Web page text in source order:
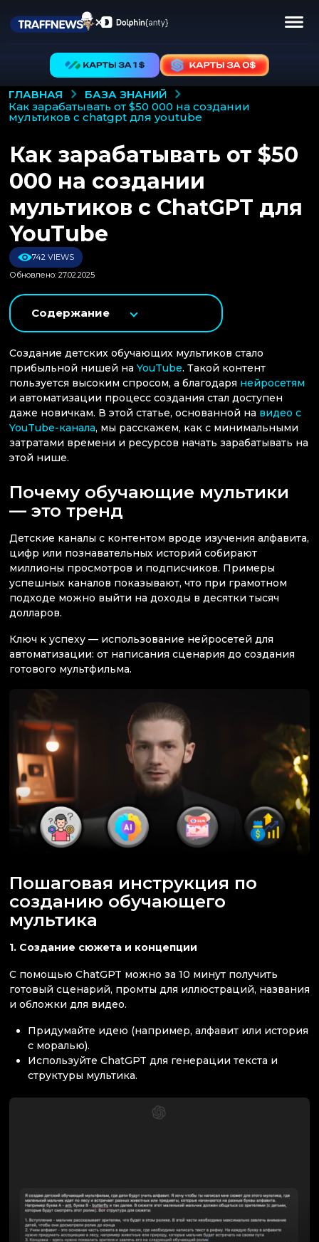
ГЛАВНАЯ
БАЗА ЗНАНИЙ
как зарабатывать от $50 000 на создании
мультиков с chatgpt для youtube
Как зарабатывать от $50
000 на создании
мультиков с ChatGPT для
YouTube
742 VIEWS
Обновлено: 27.02.2025
Содержание
Создание детских обучающих мультиков стало
прибыльной нишей на YouTube. Такой контент
пользуется высоким спросом, а благодаря нейросетям
и автоматизации процесс создания стал доступен
даже новичкам. В этой статье, основанной на видео с
YouTube-канала, мы расскажем, как с минимальными
затратами времени и ресурсов начать зарабатывать на
этой нише.
Почему обучающие мультики
— это тренд
Детские каналы с контентом вроде изучения алфавита,
цифр или познавательных историй собирают
миллионы просмотров и подписчиков. Примеры
успешных каналов показывают, что при грамотном
подходе можно выйти на доходы в десятки тысяч
долларов.
Ключ к успеху — использование нейросетей для
автоматизации: от написания сценария до создания
готового мультфильма.
Пошаговая инструкция по
созданию обучающего
мультика
1. Создание сюжета и концепции
С помощью ChatGPT можно за 10 минут получить
готовый сценарий, промты для иллюстраций, названия
и обложки для видео.
Придумайте идею (например, алфавит или история
с моралью).
Используйте ChatGPT для генерации текста и
структуры мультика.